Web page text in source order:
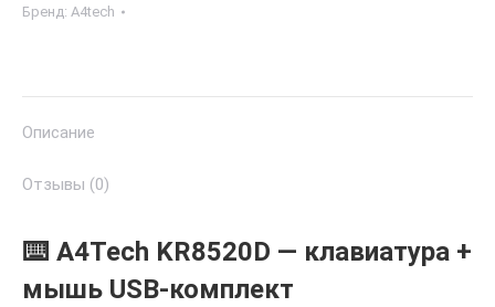
Бренд: A4tech
Описание
Отзывы (0)
⌨️ A4Tech KR8520D — клавиатура +
мышь USB-комплект